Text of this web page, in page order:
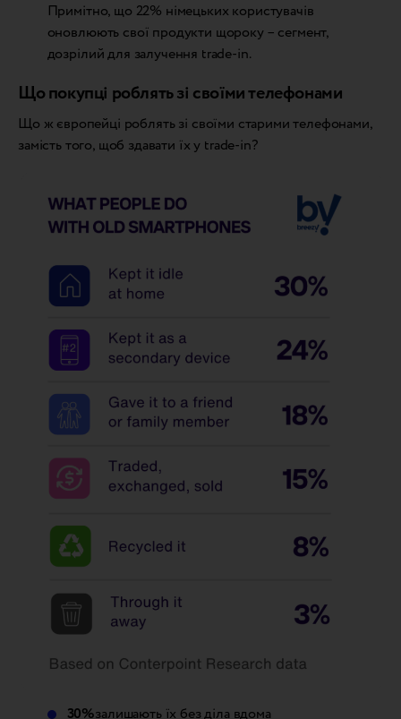
Примітно, що 22% німецьких користувачів
оновлюють свої продукти щороку – сегмент,
дозрілий для залучення trade-in.
Що покупці роблять зі своїми телефонами
Що ж європейці роблять зі своїми старими телефонами,
замість того, щоб здавати їх у trade-in?
30%залишають їх без діла вдома